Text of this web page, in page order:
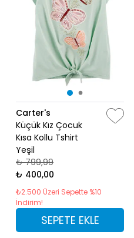
Carter's
Küçük Kız Çocuk
Kısa Kollu Tshirt
Yeşil
₺ 799,99
₺ 400,00
₺2.500 Üzeri Sepette %10
İndirim!
SEPETE EKLE